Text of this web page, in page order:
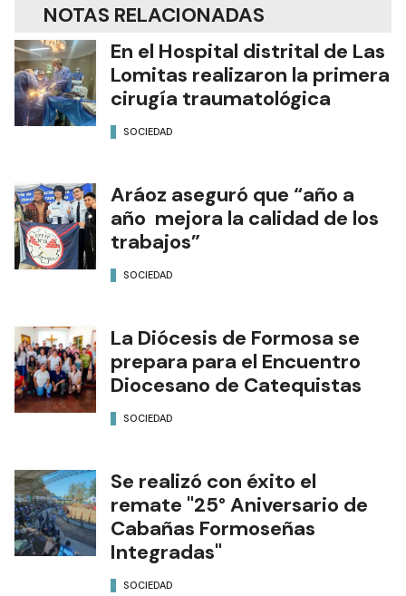
NOTAS RELACIONADAS
En el Hospital distrital de Las
Lomitas realizaron la primera
cirugía traumatológica
SOCIEDAD
Aráoz aseguró que “año a
año mejora la calidad de los
trabajos”
SOCIEDAD
La Diócesis de Formosa se
prepara para el Encuentro
Diocesano de Catequistas
SOCIEDAD
Se realizó con éxito el
remate "25° Aniversario de
Cabañas Formoseñas
Integradas"
SOCIEDAD